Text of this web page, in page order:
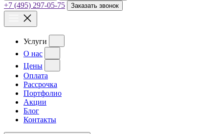
+7 (495) 297-05-75
Заказать звонок
Услуги
О нас
Цены
Оплата
Рассрочка
Портфолио
Акции
Блог
Контакты